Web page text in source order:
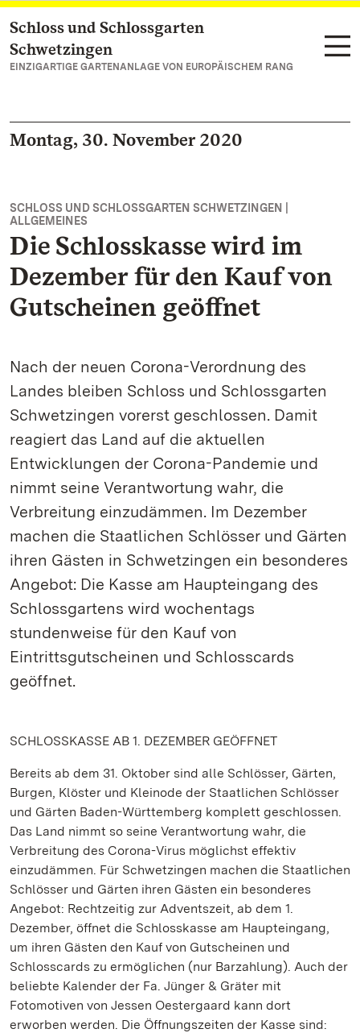
Zum Hauptinhalt springen
Schloss und Schlossgarten
Schwetzingen
EINZIGARTIGE GARTENANLAGE VON EUROPÄISCHEM RANG
Montag, 30. November 2020
SCHLOSS UND SCHLOSSGARTEN SCHWETZINGEN |
ALLGEMEINES
Die Schlosskasse wird im
Dezember für den Kauf von
Gutscheinen geöffnet
Nach der neuen Corona-Verordnung des
Landes bleiben Schloss und Schlossgarten
Schwetzingen vorerst geschlossen. Damit
reagiert das Land auf die aktuellen
Entwicklungen der Corona-Pandemie und
nimmt seine Verantwortung wahr, die
Verbreitung einzudämmen. Im Dezember
machen die Staatlichen Schlösser und Gärten
ihren Gästen in Schwetzingen ein besonderes
Angebot: Die Kasse am Haupteingang des
Schlossgartens wird wochentags
stundenweise für den Kauf von
Eintrittsgutscheinen und Schlosscards
geöffnet.
SCHLOSSKASSE AB 1. DEZEMBER GEÖFFNET
Bereits ab dem 31. Oktober sind alle Schlösser, Gärten,
Burgen, Klöster und Kleinode der Staatlichen Schlösser
und Gärten Baden-Württemberg komplett geschlossen.
Das Land nimmt so seine Verantwortung wahr, die
Verbreitung des Corona-Virus möglichst effektiv
einzudämmen. Für Schwetzingen machen die Staatlichen
Schlösser und Gärten ihren Gästen ein besonderes
Angebot: Rechtzeitig zur Adventszeit, ab dem 1.
Dezember, öffnet die Schlosskasse am Haupteingang,
um ihren Gästen den Kauf von Gutscheinen und
Schlosscards zu ermöglichen (nur Barzahlung). Auch der
beliebte Kalender der Fa. Jünger & Gräter mit
Fotomotiven von Jessen Oestergaard kann dort
erworben werden. Die Öffnungszeiten der Kasse sind: